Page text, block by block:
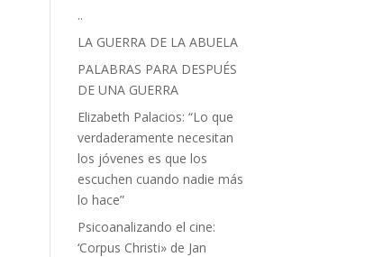
..
LA GUERRA DE LA ABUELA
PALABRAS PARA DESPUÉS
DE UNA GUERRA
Elizabeth Palacios: “Lo que
verdaderamente necesitan
los jóvenes es que los
escuchen cuando nadie más
lo hace”
Psicoanalizando el cine:
‘Corpus Christi» de Jan